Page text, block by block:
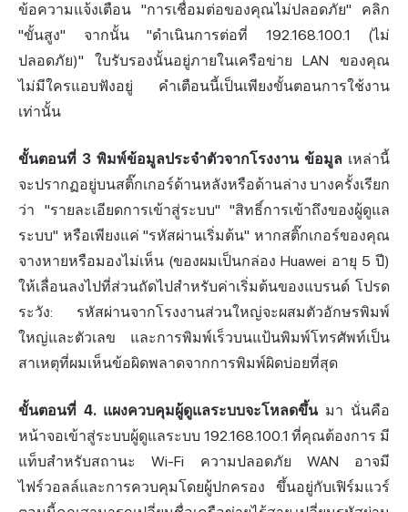
ข้อความแจ้งเตือน "การเชื่อมต่อของคุณไม่ปลอดภัย" คลิก
"ขั้นสูง" จากนั้น "ดำเนินการต่อที่ 192.168.100.1 (ไม่
ปลอดภัย)" ใบรับรองนั้นอยู่ภายในเครือข่าย LAN ของคุณ
ไม่มีใครแอบฟังอยู่ คำเตือนนี้เป็นเพียงขั้นตอนการใช้งาน
เท่านั้น
ขั้นตอนที่ 3 พิมพ์ข้อมูลประจำตัวจากโรงงาน ข้อมูล เหล่านี้
จะปรากฏอยู่บนสติ๊กเกอร์ด้านหลังหรือด้านล่าง บางครั้งเรียก
ว่า "รายละเอียดการเข้าสู่ระบบ" "สิทธิ์การเข้าถึงของผู้ดูแล
ระบบ" หรือเพียงแค่ "รหัสผ่านเริ่มต้น" หากสติ๊กเกอร์ของคุณ
จางหายหรือมองไม่เห็น (ของผมเป็นกล่อง Huawei อายุ 5 ปี)
ให้เลื่อนลงไปที่ส่วนถัดไปสำหรับค่าเริ่มต้นของแบรนด์ โปรด
ระวัง: รหัสผ่านจากโรงงานส่วนใหญ่จะผสมตัวอักษรพิมพ์
ใหญ่และตัวเลข และการพิมพ์เร็วบนแป้นพิมพ์โทรศัพท์เป็น
สาเหตุที่ผมเห็นข้อผิดพลาดจากการพิมพ์ผิดบ่อยที่สุด
ขั้นตอนที่ 4. แผงควบคุมผู้ดูแลระบบจะโหลดขึ้นมา นั่นคือ
หน้าจอเข้าสู่ระบบผู้ดูแลระบบ 192.168.100.1 ที่คุณต้องการ มี
แท็บสำหรับสถานะ Wi-Fi ความปลอดภัย WAN อาจมี
ไฟร์วอลล์และการควบคุมโดยผู้ปกครอง ขึ้นอยู่กับเฟิร์มแวร์